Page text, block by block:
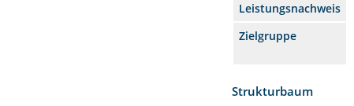
Leistungsnachweis
Zielgruppe
Strukturbaum